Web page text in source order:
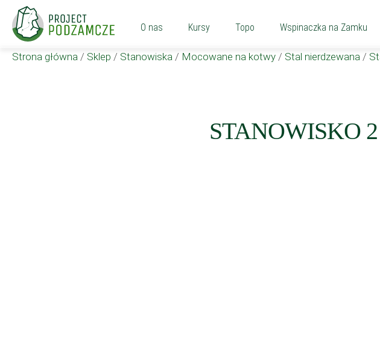
O nas Kursy Topo Wspinaczka na Zamku
Strona główna / Sklep / Stanowiska / Mocowane na kotwy / Stal nierdzewana /
STANOWISKO